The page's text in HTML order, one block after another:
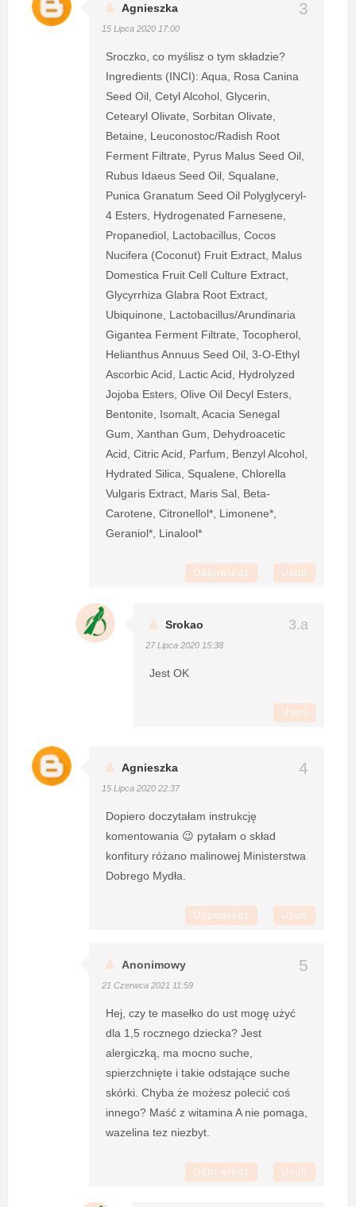
Agnieszka
15 Lipca 2020 17:00
Sroczko, co myślisz o tym składzie?
Ingredients (INCI): Aqua, Rosa Canina
Seed Oil, Cetyl Alcohol, Glycerin,
Cetearyl Olivate, Sorbitan Olivate,
Betaine, Leuconostoc/Radish Root
Ferment Filtrate, Pyrus Malus Seed Oil,
Rubus Idaeus Seed Oil, Squalane,
Punica Granatum Seed Oil Polyglyceryl-
4 Esters, Hydrogenated Farnesene,
Propanediol, Lactobacillus, Cocos
Nucifera (Coconut) Fruit Extract, Malus
Domestica Fruit Cell Culture Extract,
Glycyrrhiza Glabra Root Extract,
Ubiquinone, Lactobacillus/Arundinaria
Gigantea Ferment Filtrate, Tocopherol,
Helianthus Annuus Seed Oil, 3-O-Ethyl
Ascorbic Acid, Lactic Acid, Hydrolyzed
Jojoba Esters, Olive Oil Decyl Esters,
Bentonite, Isomalt, Acacia Senegal
Gum, Xanthan Gum, Dehydroacetic
Acid, Citric Acid, Parfum, Benzyl Alcohol,
Hydrated Silica, Squalene, Chlorella
Vulgaris Extract, Maris Sal, Beta-
Carotene, Citronellol*, Limonene*,
Geraniol*, Linalool*
Odpowiedz Usuń
Srokao
27 Lipca 2020 15:38
Jest OK
Usuń
Agnieszka
15 Lipca 2020 22:37
Dopiero doczytałam instrukcję
komentowania 😉 pytałam o skład
konfitury różano malinowej Ministerstwa
Dobrego Mydła.
Odpowiedz Usuń
Anonimowy
21 Czerwca 2021 11:59
Hej, czy te masełko do ust mogę użyć
dla 1,5 rocznego dziecka? Jest
alergiczką, ma mocno suche,
spierzchnięte i takie odstające suche
skórki. Chyba że możesz polecić coś
innego? Maść z witamina A nie pomaga,
wazelina tez niezbyt.
Odpowiedz Usuń